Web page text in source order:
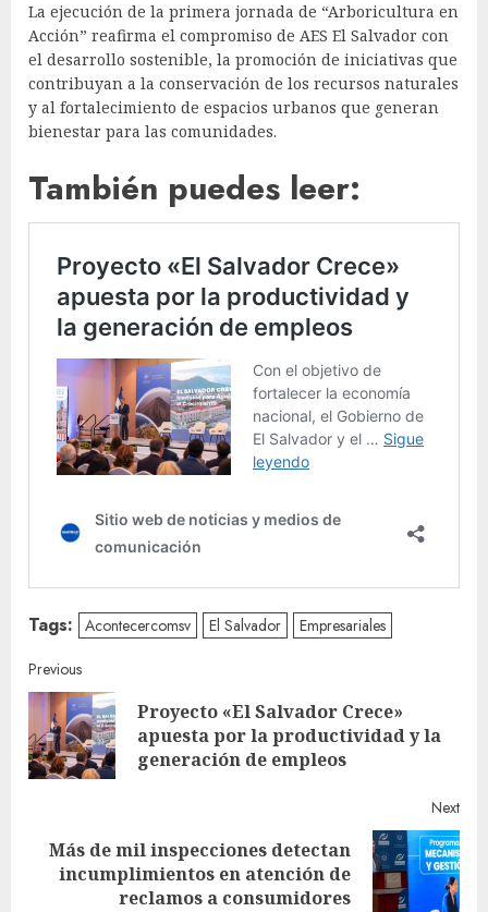
La ejecución de la primera jornada de “Arboricultura en
Acción” reafirma el compromiso de AES El Salvador con
el desarrollo sostenible, la promoción de iniciativas que
contribuyan a la conservación de los recursos naturales
y al fortalecimiento de espacios urbanos que generan
bienestar para las comunidades.
También puedes leer:
Tags: Acontecercomsv El Salvador Empresariales
Continue
Reading
Previous
Proyecto «El Salvador Crece»
apuesta por la productividad y la
generación de empleos
Next
Next
Más de mil inspecciones detectan
incumplimientos en atención de
reclamos a consumidores